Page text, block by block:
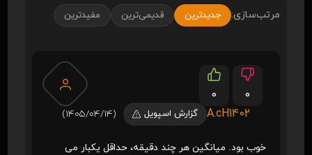
مرتب‌سازی: جدیدترین قدیمی‌ترین مفیدترین
0
0
A.cH1402
گزارش اسپویل (1405/04/14)
خوب بود. میانگین هر چند دقیقه، حداقل یکبار می